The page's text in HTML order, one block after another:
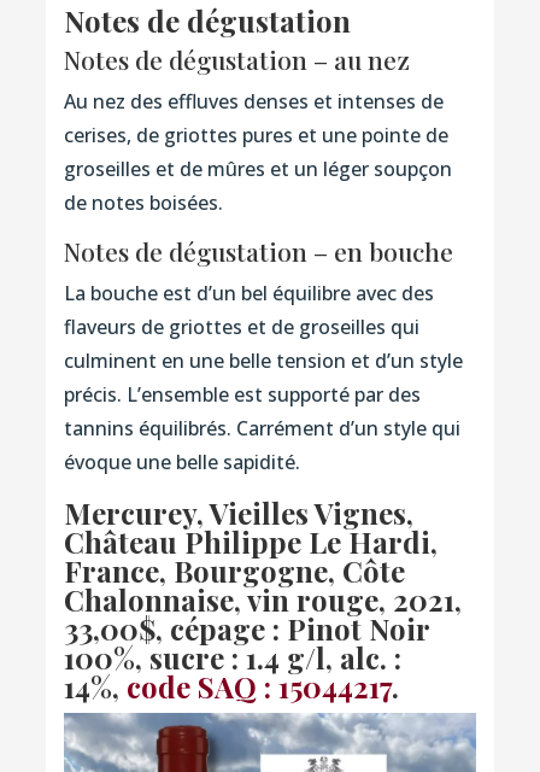
Notes de dégustation
Notes de dégustation – au nez
Au nez des effluves denses et intenses de
cerises, de griottes pures et une pointe de
groseilles et de mûres et un léger soupçon
de notes boisées.
Notes de dégustation – en bouche
La bouche est d’un bel équilibre avec des
flaveurs de griottes et de groseilles qui
culminent en une belle tension et d’un style
précis. L’ensemble est supporté par des
tannins équilibrés. Carrément d’un style qui
évoque une belle sapidité.
Mercurey, Vieilles Vignes,
Château Philippe Le Hardi,
France, Bourgogne, Côte
Chalonnaise, vin rouge, 2021,
33,00$, cépage : Pinot Noir
100%, sucre : 1.4 g/l, alc. :
14%, code SAQ : 15044217.